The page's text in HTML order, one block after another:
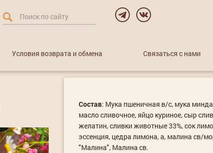
Условия возврата и обмена Связаться с нами
Состав: Мука пшеничная в/с, мука
масло сливочное, яйцо куриное, сыр
желатин, сливки животные 33%, сок
эссенция, цедра лимона, а, малина св/
"Малина", Малина св.